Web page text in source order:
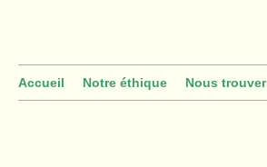
Accueil Notre éthique Nous trouver